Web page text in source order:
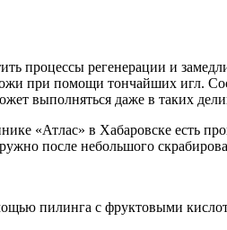
процессы регенерации и
при помощи тончайших игл.
выполняться даже в таких
«Атлас» в Хабаровске есть
после небольшого
пилинга с фруктовыми